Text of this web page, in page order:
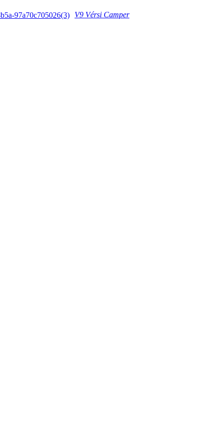
V9 Vérsi Camper